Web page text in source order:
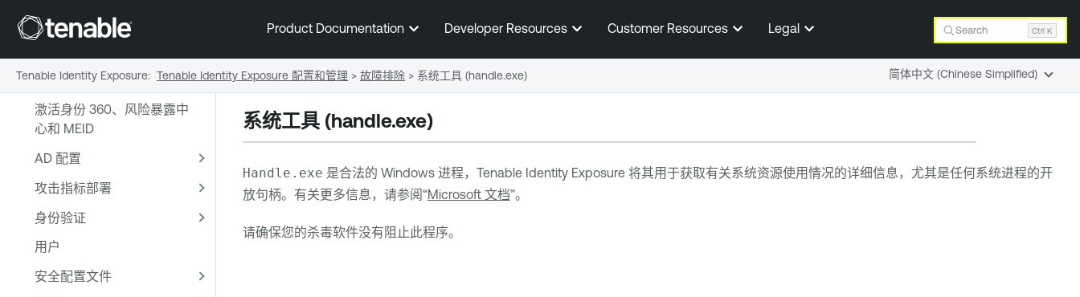
跳到主内容
Product Documentation Developer Resources Customer Resources Legal Search Ctrl K
Tenable Identity Exposure 的
必要基础知识
Tenable Identity Exposure 配
置和管理
激活身份 360、风险暴露中
心和 MEID
AD 配置
攻击指标部署
身份验证
用户
安全配置文件
系统工具 (handle.exe)
Handle.exe 是合法的 Windows 进程， Tenable Identity Exposure将其用于获取有关系统资源使用情况的详细信息，尤其是任何系统进程的开
放句柄。有关更多信息，请参阅“Microsoft 文档”。
请确保您的杀毒软件没有阻止此程序。
Tenable Identity Exposure: Tenable Identity Exposure 配置和管理 > 故障排除 > 系统工具 (handle.exe) 简体中文 (Chinese Simplified)